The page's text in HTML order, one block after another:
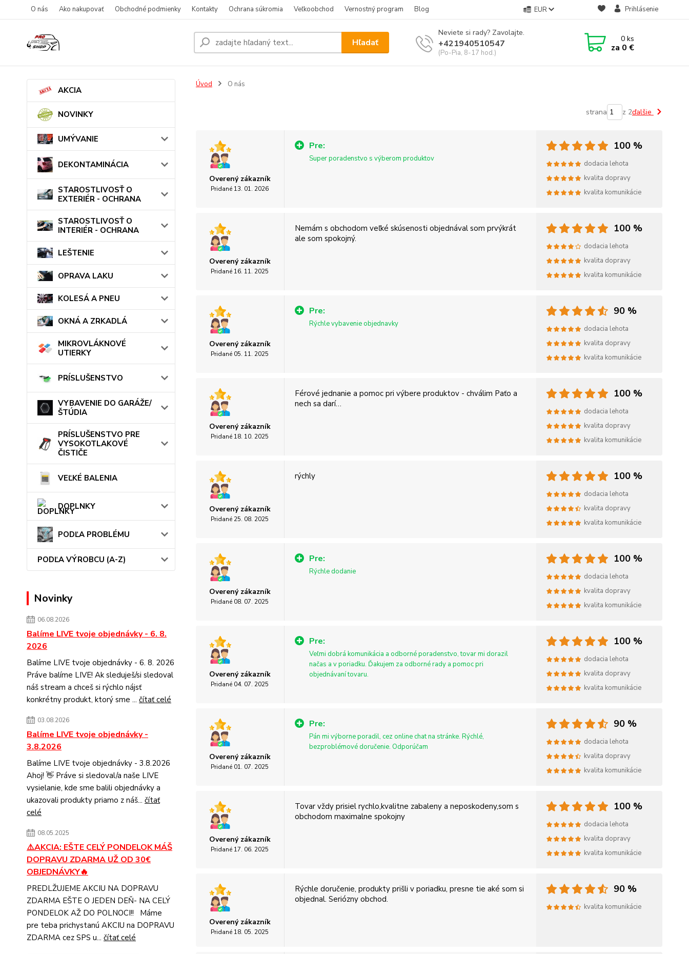
O nás Ako nakupovať Obchodné podmienky Kontakty Ochrana súkromia Veľkoobchod Vernostný program Blog EUR Prihlásenie
Hľadať
Neviete si rady? Zavolajte.
+421940510547
(Po-Pia, 8-17 hod.)
0ks
za 0 €
AKCIA
NOVINKY
UMÝVANIE
DEKONTAMINÁCIA
STAROSTLIVOSŤ O
EXTERIÉR - OCHRANA
STAROSTLIVOSŤ O
INTERIÉR - OCHRANA
LEŠTENIE
OPRAVA LAKU
KOLESÁ A PNEU
OKNÁ A ZRKADLÁ
MIKROVLÁKNOVÉ
UTIERKY
PRÍSLUŠENSTVO
VYBAVENIE DO GARÁŽE/
ŠTÚDIA
PRÍSLUŠENSTVO PRE
VYSOKOTLAKOVÉ
ČISTIČE
VEĽKÉ BALENIA
DOPLNKY
PODĽA PROBLÉMU
PODĽA VÝROBCU (A-Z)
Novinky
06.08.2026
Balíme LIVE tvoje objednávky - 6. 8.
2026
Balíme LIVE tvoje objednávky - 6. 8. 2026
Práve balíme LIVE! Ak sleduješ/si sledoval
náš stream a chceš si rýchlo nájsť
konkrétny produkt, ktorý sme ... čítať celé
03.08.2026
Balíme LIVE tvoje objednávky -
3.8.2026
Balíme LIVE tvoje objednávky - 3.8.2026
Ahoj! 👋 Práve si sledoval/a naše LIVE
vysielanie, kde sme balili objednávky a
ukazovali produkty priamo z náš... čítať
celé
08.05.2025
⚠️AKCIA: EŠTE CELÝ PONDELOK MÁŠ
DOPRAVU ZDARMA UŽ OD 30€
OBJEDNÁVKY🔥
PREDLŽUJEME AKCIU NA DOPRAVU
ZDARMA EŠTE O JEDEN DEŇ- NA CELÝ
PONDELOK AŽ DO POLNOCI!! Máme
pre teba prichystanú AKCIU na DOPRAVU
ZDARMA cez SPS u... čítať celé
Úvod O nás
strana z 2ďalšie
Overený zákazník
Pridané 13. 01. 2026
Pre:
Super poradenstvo s výberom produktov
100 %
dodacia lehota
kvalita dopravy
kvalita komunikácie
Overený zákazník
Pridané 16. 11. 2025
Nemám s obchodom veľké skúsenosti objednával som prvýkrát
ale som spokojný.
100 %
dodacia lehota
kvalita dopravy
kvalita komunikácie
Overený zákazník
Pridané 05. 11. 2025
Pre:
Rýchle vybavenie objednavky
90 %
dodacia lehota
kvalita dopravy
kvalita komunikácie
Overený zákazník
Pridané 18. 10. 2025
Férové jednanie a pomoc pri výbere produktov - chválim Paťo a
nech sa darí…
100 %
dodacia lehota
kvalita dopravy
kvalita komunikácie
Overený zákazník
Pridané 25. 08. 2025
rýchly 100 %
dodacia lehota
kvalita dopravy
kvalita komunikácie
Overený zákazník
Pridané 08. 07. 2025
Pre:
Rýchle dodanie
100 %
dodacia lehota
kvalita dopravy
kvalita komunikácie
Overený zákazník
Pridané 04. 07. 2025
Pre:
Veľmi dobrá komunikácia a odborné poradenstvo, tovar mi dorazil
načas a v poriadku. Ďakujem za odborné rady a pomoc pri
objednávaní tovaru.
100 %
dodacia lehota
kvalita dopravy
kvalita komunikácie
Overený zákazník
Pridané 01. 07. 2025
Pre:
Pán mi výborne poradil, cez online chat na stránke. Rýchlé,
bezproblémové doručenie. Odporúčam
90 %
dodacia lehota
kvalita dopravy
kvalita komunikácie
Overený zákazník
Pridané 17. 06. 2025
Tovar vždy prisiel rychlo,kvalitne zabaleny a neposkodeny,som s
obchodom maximalne spokojny
100 %
dodacia lehota
kvalita dopravy
kvalita komunikácie
Overený zákazník
Pridané 18. 05. 2025
Rýchle doručenie, produkty prišli v poriadku, presne tie aké som si
objednal. Seriózny obchod.
90 %
kvalita komunikácie